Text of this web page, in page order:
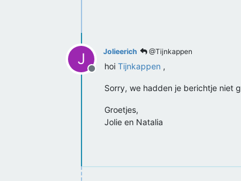
J
Offline
Jolieerich @Tijnkappen
hoi Tijnkappen ,
Sorry, we hadden je berichtje niet
Groetjes,
Jolie en Natalia